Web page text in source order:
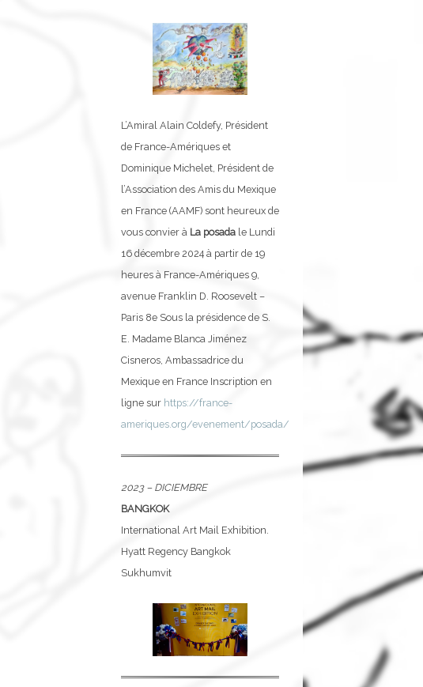
L’Amiral Alain Coldefy, Président
de France-Amériques et
Dominique Michelet, Président de
l’Association des Amis du Mexique
en France (AAMF) sont heureux de
vous convier à La posada le Lundi
16 décembre 2024 à partir de 19
heures à France-Amériques 9,
avenue Franklin D. Roosevelt –
Paris 8e Sous la présidence de S.
E. Madame Blanca Jiménez
Cisneros, Ambassadrice du
Mexique en France Inscription en
ligne sur https://france-
ameriques.org/evenement/posada/
2023 – DICIEMBRE
BANGKOK
International Art Mail Exhibition.
Hyatt Regency Bangkok
Sukhumvit